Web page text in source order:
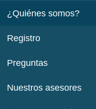
¿Quiénes somos?
Registro
Preguntas
Nuestros asesores